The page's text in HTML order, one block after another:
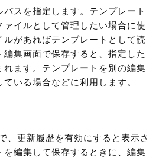
スを指定します。テンプレート
ァイルとして管理したい場合に使
ルがあればテンプレートとして読
集画面で保存すると、指定した
れます。テンプレートを別の編集
いる場合などに利用します。
、更新履歴を有効にすると表示さ
を編集して保存するときに、編集